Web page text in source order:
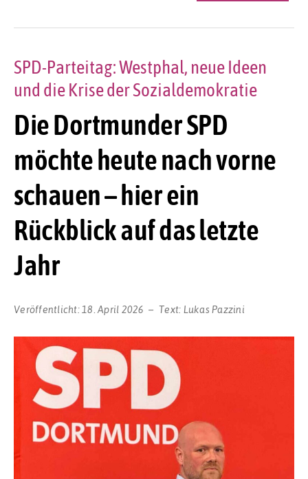
Die Dortmunder SPD
möchte heute nach vorne
schauen – hier ein
Rückblick auf das letzte
Jahr
SPD-Parteitag: Westphal, neue Ideen
und die Krise der Sozialdemokratie
Veröffentlicht: 18. April 2026 Text: Lukas Pazzini